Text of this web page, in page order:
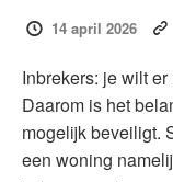
14 april 2026
Inbrekers: je wilt
Daarom is het
mogelijk beveiligt.
een woning